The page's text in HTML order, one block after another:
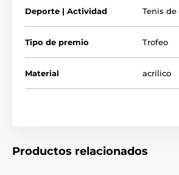
Deporte | Actividad Tenis de
Tipo de premio Trofeo
Material acrílico
Productos relacionados